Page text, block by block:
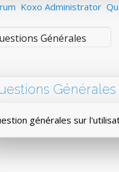
Koxo Administrator
Générales
générales sur